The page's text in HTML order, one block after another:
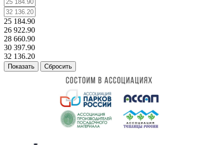
25 184.90
26 922.90
28 660.90
30 397.90
32 136.20
Сбросить